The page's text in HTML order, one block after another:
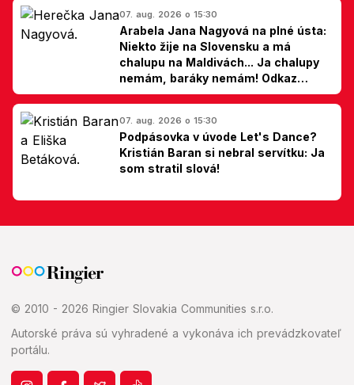
07. aug. 2026 o 15:30
Arabela Jana Nagyová na plné ústa:
Niekto žije na Slovensku a má
chalupu na Maldivách... Ja chalupy
nemám, baráky nemám! Odkaz
Slovákom
07. aug. 2026 o 15:30
Podpásovka v úvode Let's Dance?
Kristián Baran si nebral servítku: Ja
som stratil slová!
© 2010 - 2026 Ringier Slovakia Communities s.r.o.
Autorské práva sú vyhradené a vykonáva ich prevádzkovateľ
portálu.